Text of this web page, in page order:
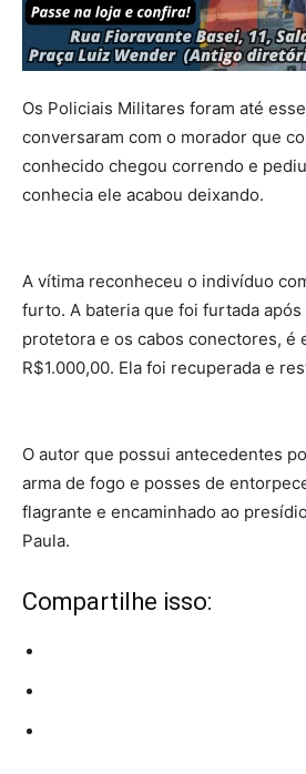
Os Policiais Militares foram até
conversaram com o morador que
conhecido chegou correndo e
conhecia ele acabou deixando.
A vítima reconheceu o indivíduo
furto. A bateria que foi furtada
protetora e os cabos conectores, é
R$1.000,00. Ela foi recuperada e
O autor que possui antecedentes
arma de fogo e posses de
flagrante e encaminhado ao
Paula.
Compartilhe isso: